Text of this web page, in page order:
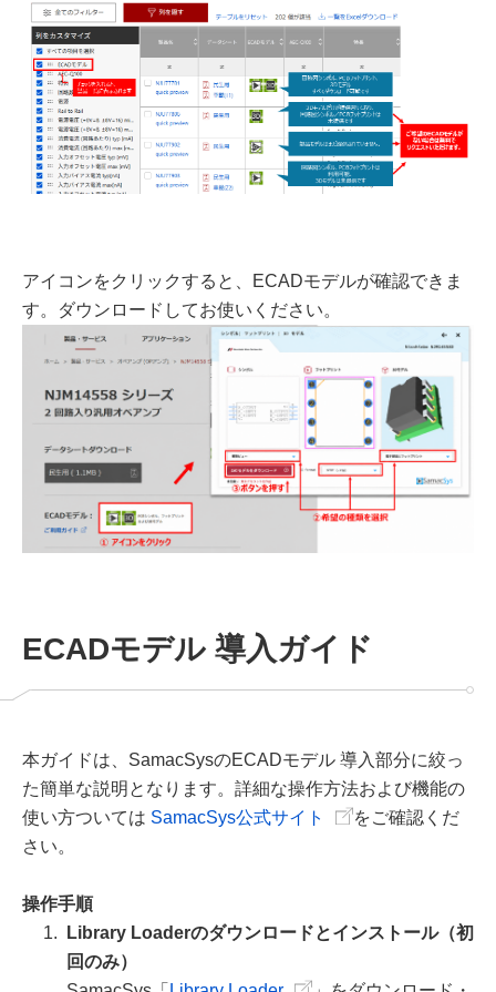
アイコンをクリックすると、ECADモデルが確認できま
す。ダウンロードしてお使いください。
ECADモデル 導入ガイド
本ガイドは、SamacSysのECADモデル 導入部分に絞っ
た簡単な説明となります。詳細な操作方法および機能の
使い方ついては SamacSys公式サイト
をご確認くだ
さい。
操作手順
Library Loaderのダウンロードとインストール（初
回のみ）